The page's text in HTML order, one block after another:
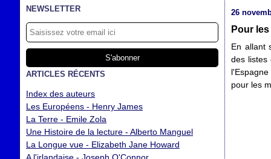
NEWSLETTER
ARTICLES RÉCENTS
Index des auteurs
Les Européens - Henry James
La Terre - Emile Zola
Une Histoire de la lecture - Alberto Manguel
La Longue vue - Elizabeth Jane Howard
26
Pour
En allant
des listes
pour les